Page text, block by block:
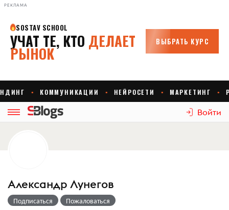
РЕКЛАМА
Войти
Александр Лунегов
Подписаться Пожаловаться